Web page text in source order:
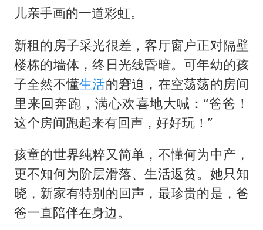
儿亲手画的一道彩虹。
新租的房子采光很差，客厅窗户正对隔壁
楼栋的墙体，终日光线昏暗。可年幼的孩
子全然不懂生活的窘迫，在空荡荡的房间
里来回奔跑，满心欢喜地大喊：“爸爸！
这个房间跑起来有回声，好好玩！”
孩童的世界纯粹又简单，不懂何为中产，
更不知何为阶层滑落、生活返贫。她只知
晓，新家有特别的回声，最珍贵的是，爸
爸一直陪伴在身边。